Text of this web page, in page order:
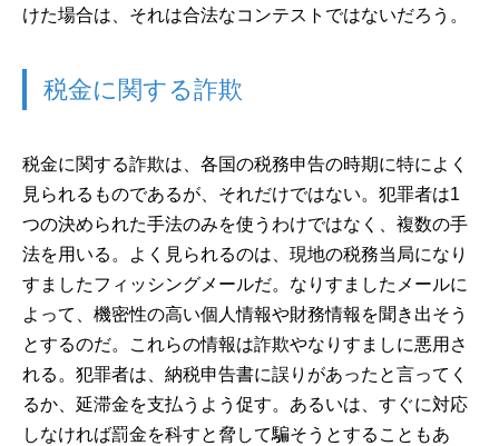
けた場合は、それは合法なコンテストではないだろう。
税金に関する詐欺
税金に関する詐欺は、各国の税務申告の時期に特によく
見られるものであるが、それだけではない。犯罪者は1
つの決められた手法のみを使うわけではなく、複数の手
法を用いる。よく見られるのは、現地の税務当局になり
すましたフィッシングメールだ。なりすましたメールに
よって、機密性の高い個人情報や財務情報を聞き出そう
とするのだ。これらの情報は詐欺やなりすましに悪用さ
れる。犯罪者は、納税申告書に誤りがあったと言ってく
るか、延滞金を支払うよう促す。あるいは、すぐに対応
しなければ罰金を科すと脅して騙そうとすることもあ